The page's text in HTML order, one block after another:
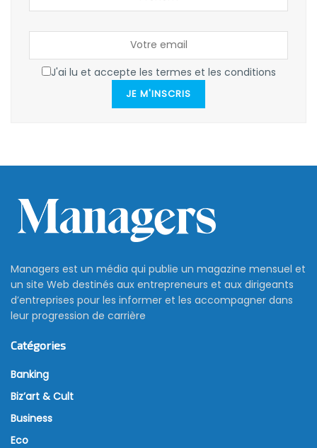
J'ai lu et accepte les termes et les conditions
JE M'INSCRIS
Managers est un média qui publie un magazine mensuel et
un site Web destinés aux entrepreneurs et aux dirigeants
d’entreprises pour les informer et les accompagner dans
leur progression de carrière
Catégories
Banking
Biz’art & Cult
Business
Eco